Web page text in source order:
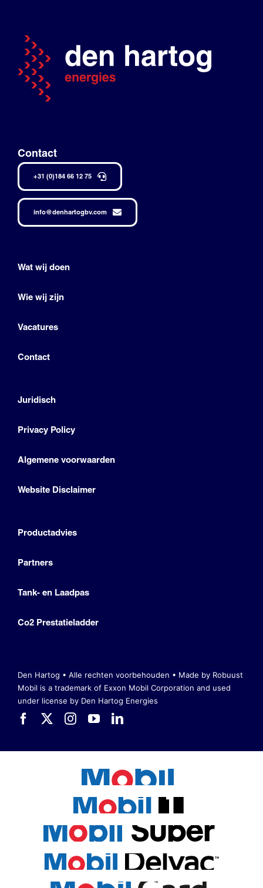
Contact
+31 (0)184 66 12 75
info@denhartogbv.com
Wat wij doen
Wie wij zijn
Vacatures
Contact
Juridisch
Privacy Policy
Algemene voorwaarden
Website Disclaimer
Productadvies
Partners
Tank- en Laadpas
Co2 Prestatieladder
Den Hartog • Alle rechten voorbehouden • Made by Robuust
Mobil is a trademark of Exxon Mobil Corporation and used
under license by Den Hartog Energies